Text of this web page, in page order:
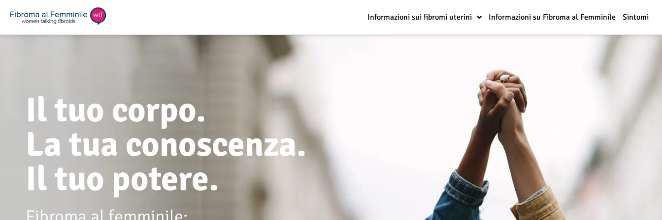
Skip
Informazioni sui fibromi uterini Informazioni su Fibroma al Femminile Sintomi
Il tuo corpo.
La tua conoscenza.
Il tuo potere.